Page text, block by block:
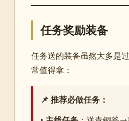
任务奖励装备
任务送的装备虽然大多是
常值得拿：
📌 推荐必做任务：